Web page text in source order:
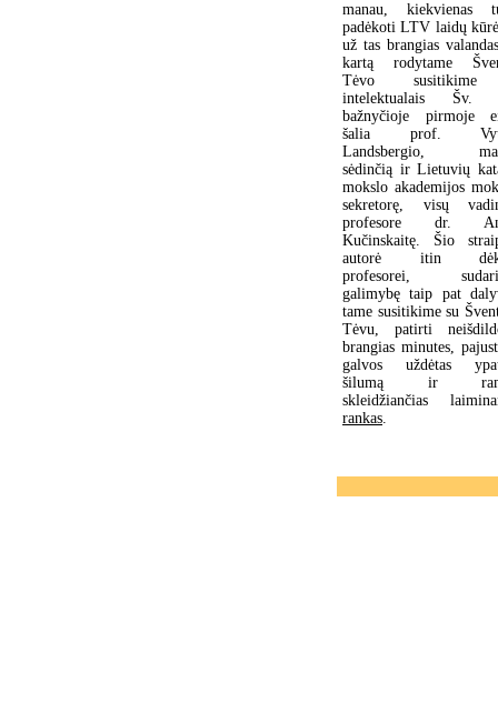
manau, kiekvienas
padėkoti LTV laidų
už tas brangias
kartą rodytame
Tėvo
intelektualais Šv.
bažnyčioje pirmoje
šalia prof.
Landsbergio,
sėdinčią ir Lietuvių
mokslo akademijos
sekretorę, visų
profesore dr.
Kučinskaitę. Šio
autorė itin
profesorei,
galimybę taip pat
tame susitikime su
Tėvu, patirti
brangias minutes,
galvos uždėtas
šilumą ir
skleidžiančias
rankas.